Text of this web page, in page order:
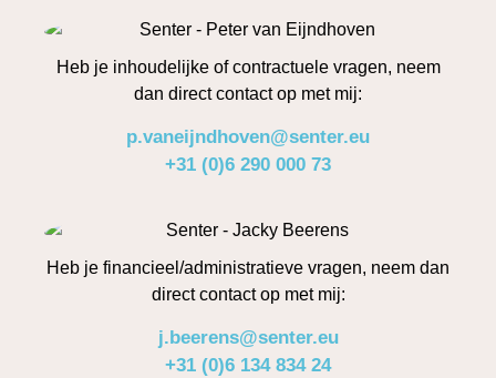
Heb je inhoudelijke of contractuele vragen, neem
dan direct contact op met mij:
p.vaneijndhoven@senter.eu
+31 (0)6 290 000 73
Heb je financieel/administratieve vragen, neem dan
direct contact op met mij:
j.beerens@senter.eu
+31 (0)6 134 834 24